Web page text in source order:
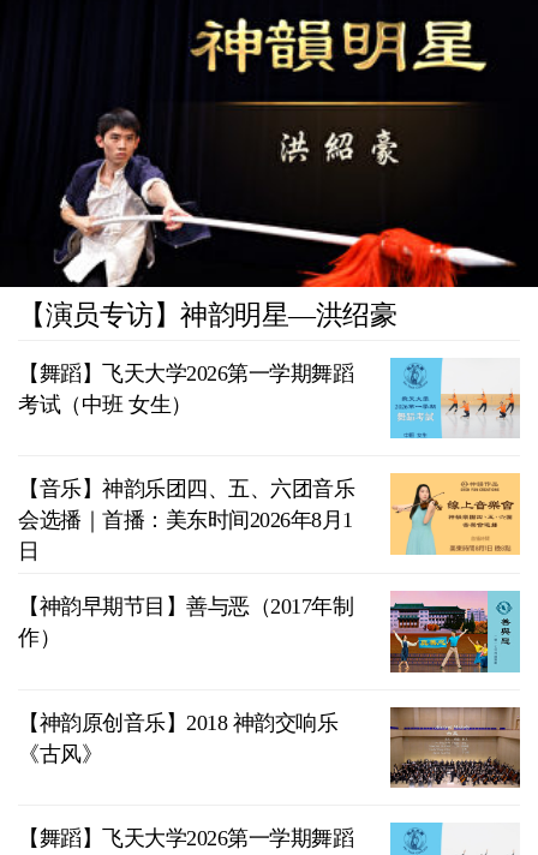
【演员专访】神韵明星—洪绍豪
【舞蹈】飞天大学2026第一学期舞蹈
考试（中班 女生）
【音乐】神韵乐团四、五、六团音乐
会选播｜首播：美东时间2026年8月1
日
【神韵早期节目】善与恶（2017年制
作）
【神韵原创音乐】2018 神韵交响乐
《古风》
【舞蹈】飞天大学2026第一学期舞蹈